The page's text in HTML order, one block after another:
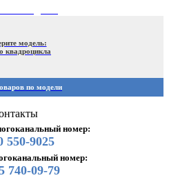
модель:
квадроцикла
по модели
номер:
550-9025
номер:
740-09-79